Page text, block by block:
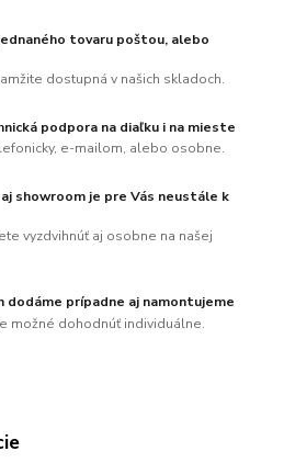
tovaru poštou, alebo
dostupná v našich skladoch.
podpora na diaľku i na mieste
e-mailom, alebo osobne.
showroom je pre Vás neustále k
vyzdvihnúť aj osobne na našej
dodáme prípadne aj namontujeme
možné dohodnúť individuálne.